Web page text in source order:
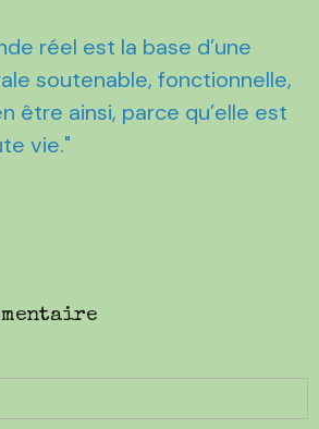
réel est la base d’une
soutenable, fonctionnelle,
être ainsi, parce qu’elle est
vie."